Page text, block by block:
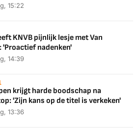
15:22
KNVB pijnlijk lesje met Van
'Proactief nadenken'
14:39
krijgt harde boodschap na
'Zijn kans op de titel is verkeken'
13:36